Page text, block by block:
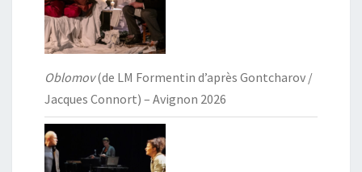
Oblomov(de LM Formentin d’après Gontcharov /
Jacques Connort) – Avignon 2026